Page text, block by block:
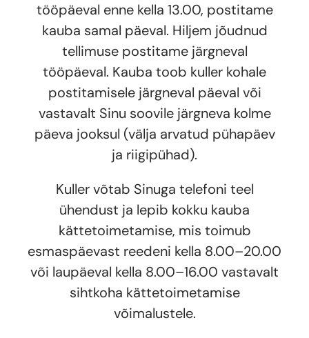
tööpäeval enne kella 13.00, postitame
kauba samal päeval. Hiljem jõudnud
tellimuse postitame järgneval
tööpäeval. Kauba toob kuller kohale
postitamisele järgneval päeval või
vastavalt Sinu soovile järgneva kolme
päeva jooksul (välja arvatud pühapäev
ja riigipühad).
Kuller võtab Sinuga telefoni teel
ühendust ja lepib kokku kauba
kättetoimetamise, mis toimub
esmaspäevast reedeni kella 8.00–20.00
või laupäeval kella 8.00–16.00 vastavalt
sihtkoha kättetoimetamise
võimalustele.